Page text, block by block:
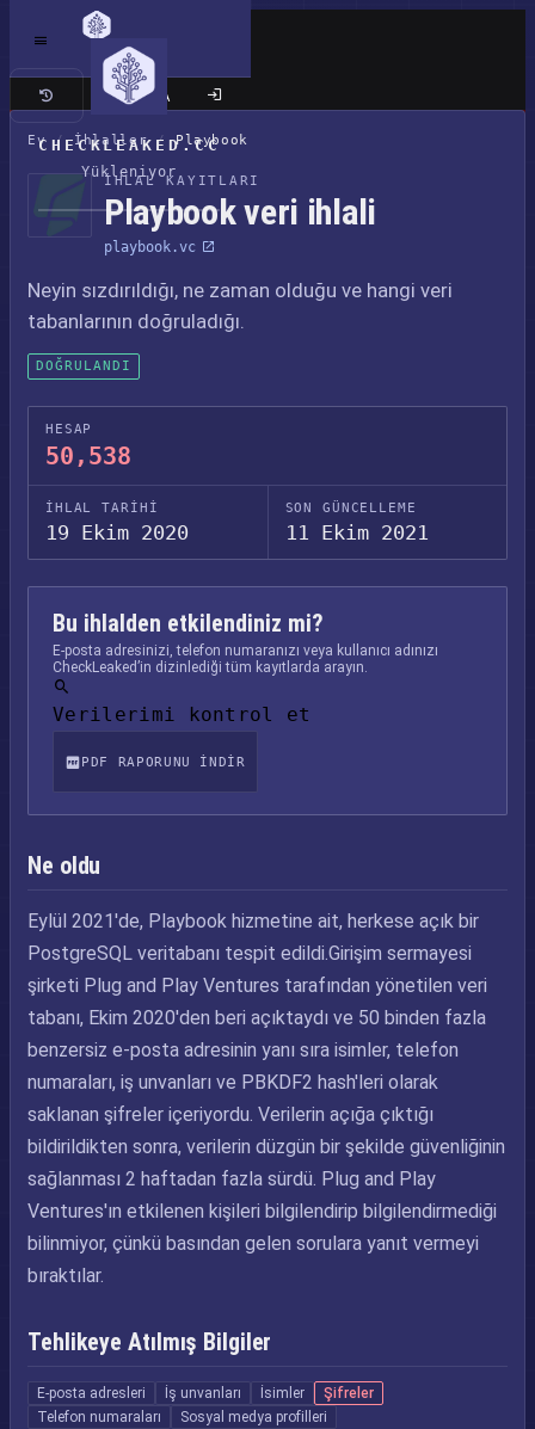
CHECKLEAKED.CC
Yükleniyor
Klasik site
Ev / İhlaller / Playbook
İHLAL KAYITLARI
Playbook veri ihlali
playbook.vc
Neyin sızdırıldığı, ne zaman olduğu ve hangi veri
tabanlarının doğruladığı.
DOĞRULANDI
HESAP
50,538
İHLAL TARIHI
19 Ekim 2020
SON GÜNCELLEME
11 Ekim 2021
Bu ihlalden etkilendiniz mi?
E-posta adresinizi, telefon numaranızı veya kullanıcı adınızı
CheckLeaked’in dizinlediği tüm kayıtlarda arayın.
Verilerimi kontrol et
PDF RAPORUNU INDIR
Ne oldu
Eylül 2021'de, Playbook hizmetine ait, herkese açık bir
PostgreSQL veritabanı tespit edildi.Girişim sermayesi
şirketi Plug and Play Ventures tarafından yönetilen veri
tabanı, Ekim 2020'den beri açıktaydı ve 50 binden fazla
benzersiz e-posta adresinin yanı sıra isimler, telefon
numaraları, iş unvanları ve PBKDF2 hash'leri olarak
saklanan şifreler içeriyordu. Verilerin açığa çıktığı
bildirildikten sonra, verilerin düzgün bir şekilde güvenliğinin
sağlanması 2 haftadan fazla sürdü. Plug and Play
Ventures'ın etkilenen kişileri bilgilendirip bilgilendirmediği
bilinmiyor, çünkü basından gelen sorulara yanıt vermeyi
bıraktılar.
Tehlikeye Atılmış Bilgiler
E-posta adresleri İş unvanları İsimler
Şifreler
Telefon numaraları
Sosyal medya profilleri